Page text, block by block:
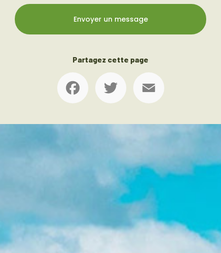
Envoyer un message
Partagez cette page
Facebook Twitter